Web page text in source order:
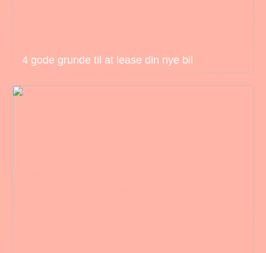
4 gode grunde til at lease din nye bil